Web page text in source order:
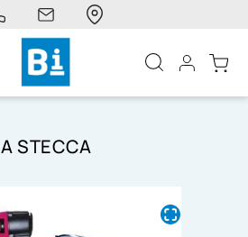
A STECCA